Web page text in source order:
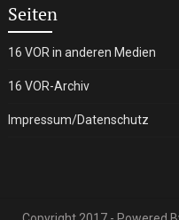
Seiten
16 VOR in anderen Medien
16 VOR-Archiv
Impressum/Datenschutz